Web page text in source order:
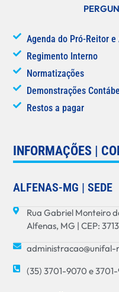
Agenda do Pró-Reitor e
Regimento Interno
Normatizações
Demonstrações
Restos a pagar
INFORMAÇÕES |
ALFENAS-MG | SEDE
Rua Gabriel Monteiro
Alfenas, MG | CEP:
(35) 3701-9070 e 3701-